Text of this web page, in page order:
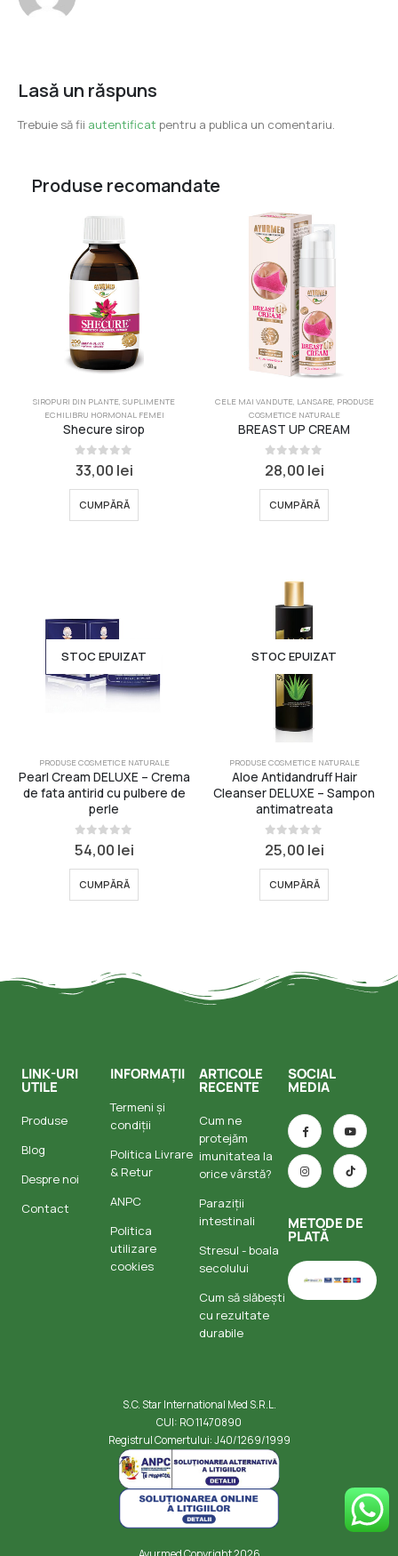
Lasă un răspuns
Trebuie să fii autentificat pentru a publica un comentariu.
Produse recomandate
SIROPURI DIN PLANTE, SUPLIMENTE
ECHILIBRU HORMONAL FEMEI
Shecure sirop
0din 5
33,00 lei
CUMPĂRĂ
CELE MAI VANDUTE, LANSARE, PRODUSE
COSMETICE NATURALE
BREAST UP CREAM
0din 5
28,00 lei
CUMPĂRĂ
STOC EPUIZAT
PRODUSE COSMETICE NATURALE
Pearl Cream DELUXE – Crema
de fata antirid cu pulbere de
perle
0 din 5
54,00 lei
CUMPĂRĂ
STOC EPUIZAT
PRODUSE COSMETICE NATURALE
Aloe Antidandruff Hair
Cleanser DELUXE – Sampon
antimatreata
0 din 5
25,00 lei
CUMPĂRĂ
LINK-URI
UTILE
Produse
Blog
Despre noi
Contact
INFORMAȚII
Termeni și
condiții
Politica Livrare
& Retur
ANPC
Politica
utilizare
cookies
ARTICOLE
RECENTE
Cum ne
protejăm
imunitatea la
orice vârstă?
Paraziții
intestinali
Stresul - boala
secolului
Cum să slăbești
cu rezultate
durabile
SOCIAL
MEDIA
METODE DE
PLATĂ
S.C. Star International Med S.R.L.
CUI: RO 11470890
Registrul Comertului: J40/1269/1999